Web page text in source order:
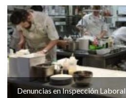
Denuncias en Inspección Laboral